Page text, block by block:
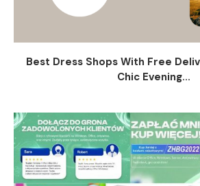
Best Dress Shops With Free
Chic Evening...